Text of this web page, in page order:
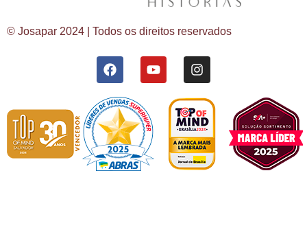
© Josapar 2024 | Todos os direitos reservados